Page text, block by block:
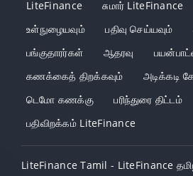
LiteFinance சுமார் LiteFinance
உள்நுழையவும்
பதிவு செய்யவும்
பங்குதாரர்கள்
ஆதரவு
கணக்கைத் திறக்கவும்
அடிக்கடி
டெமோ கணக்கு
பரிந்துரை திட்டம்
பதிவிறக்கம் LiteFinance
LiteFinance Tamil - LiteFinance